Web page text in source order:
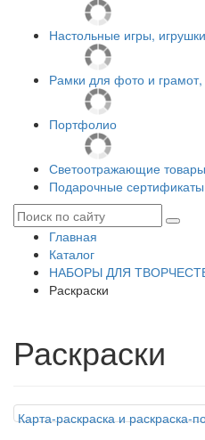
Настольные игры,
Рамки для фото и
Портфолио
Светоотражающие товары
Подарочные сертификаты
Главная
Каталог
НАБОРЫ ДЛЯ
Раскраски
Раскраски
Карта-раскраска и раскраска-